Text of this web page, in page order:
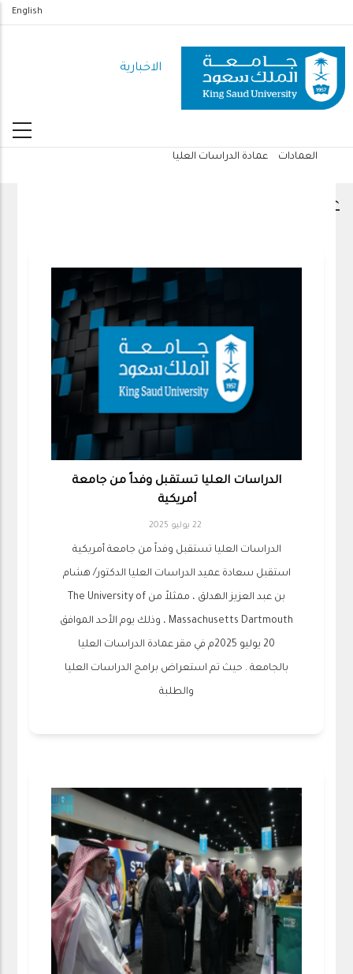
المحتوى
الرئيسي
English
الاخبارية
العمادات عمادة الدراسات العليا
عمادة الدراسات العليا
الدراسات العليا تستقبل وفداً من جامعة
أمريكية
22 يوليو 2025
الدراسات العليا تستقبل وفداً من جامعة أمريكية
استقبل سعادة عميد الدراسات العليا الدكتور/ هشام
بن عبد العزيز الهدلق ، ممثلاً من The University of
Massachusetts Dartmouth ، وذلك يوم الأحد الموافق
20 يوليو 2025م في مقر عمادة الدراسات العليا
بالجامعة . حيث تم استعراض برامج الدراسات العليا
والطلبة